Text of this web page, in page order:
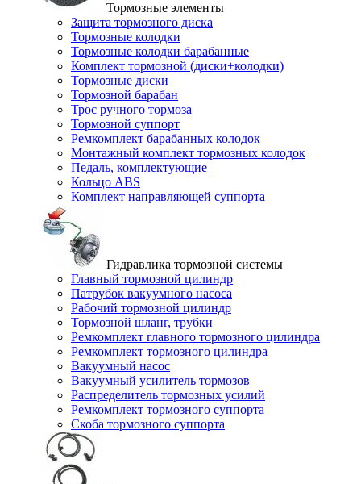
Тормозные элементы
Защита тормозного диска
Тормозные колодки
Тормозные колодки барабанные
Комплект тормозной (диски+колодки)
Тормозные диски
Тормозной барабан
Трос ручного тормоза
Тормозной суппорт
Ремкомплект барабанных колодок
Монтажный комплект тормозных колодок
Педаль, комплектующие
Кольцо ABS
Комплект направляющей суппорта
Гидравлика тормозной системы
Главный тормозной цилиндр
Патрубок вакуумного насоса
Рабочий тормозной цилиндр
Тормозной шланг, трубки
Ремкомплект главного тормозного цилиндра
Ремкомплект тормозного цилиндра
Вакуумный насос
Вакуумный усилитель тормозов
Распределитель тормозных усилий
Ремкомплект тормозного суппорта
Скоба тормозного суппорта